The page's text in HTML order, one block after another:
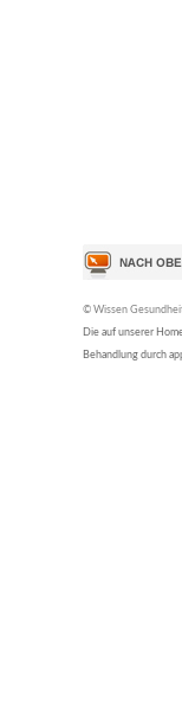
© Wissen
Die auf unserer
Behandlung durch